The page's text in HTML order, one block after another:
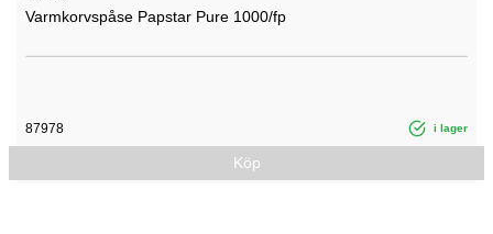
Varmkorvspåse Papstar Pure 1000/fp
87978 i lager
Köp